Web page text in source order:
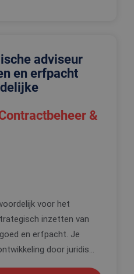
adviseur
en erfpacht
&
voor het
inzetten van
en erfpacht. Je
door juridis...